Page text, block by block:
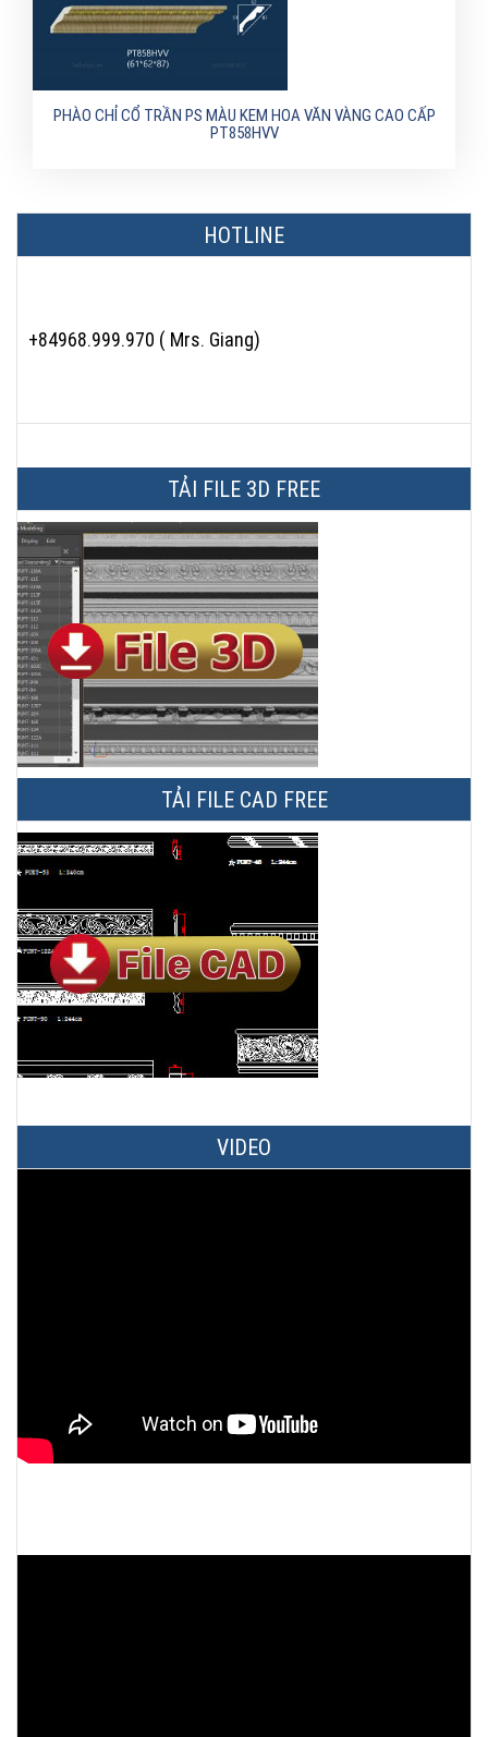
PHÀO CHỈ CỔ TRẦN PS MÀU KEM HOA VĂN VÀNG CAO CẤP
PT858HVV
HOTLINE
+84968.999.970 ( Mrs. Giang)
TẢI FILE 3D FREE
TẢI FILE CAD FREE
VIDEO